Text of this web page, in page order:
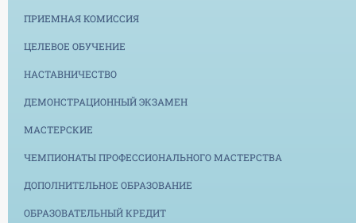
ПРИЕМНАЯ КОМИССИЯ
ЦЕЛЕВОЕ ОБУЧЕНИЕ
НАСТАВНИЧЕСТВО
ДЕМОНСТРАЦИОННЫЙ ЭКЗАМЕН
МАСТЕРСКИЕ
ЧЕМПИОНАТЫ ПРОФЕССИОНАЛЬНОГО МАСТЕРСТВА
ДОПОЛНИТЕЛЬНОЕ ОБРАЗОВАНИЕ
ОБРАЗОВАТЕЛЬНЫЙ КРЕДИТ